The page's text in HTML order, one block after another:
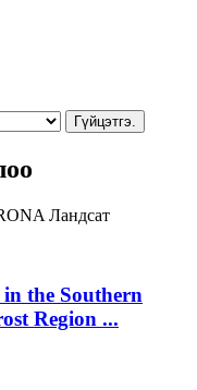
Гүйцэтгэ.
Ландсат
the Southern
Region ...